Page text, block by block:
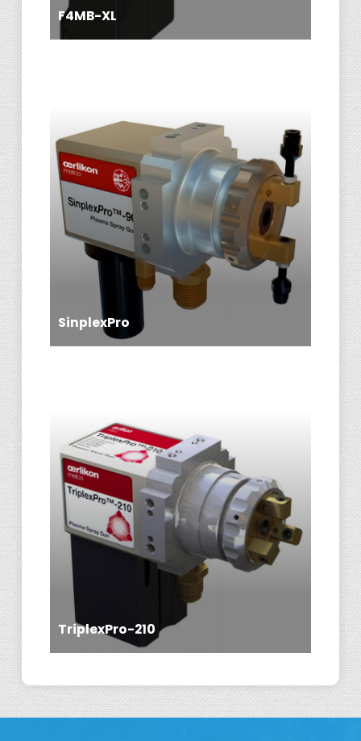
F4MB-XL
SinplexPro
TriplexPro-210